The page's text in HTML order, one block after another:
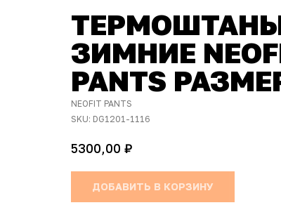
ЗИМНИЕ
PANTS
NEOFIT PANTS
SKU: DG1201-1116
5300,00 ₽
ДОБАВИТЬ В КОРЗИНУ